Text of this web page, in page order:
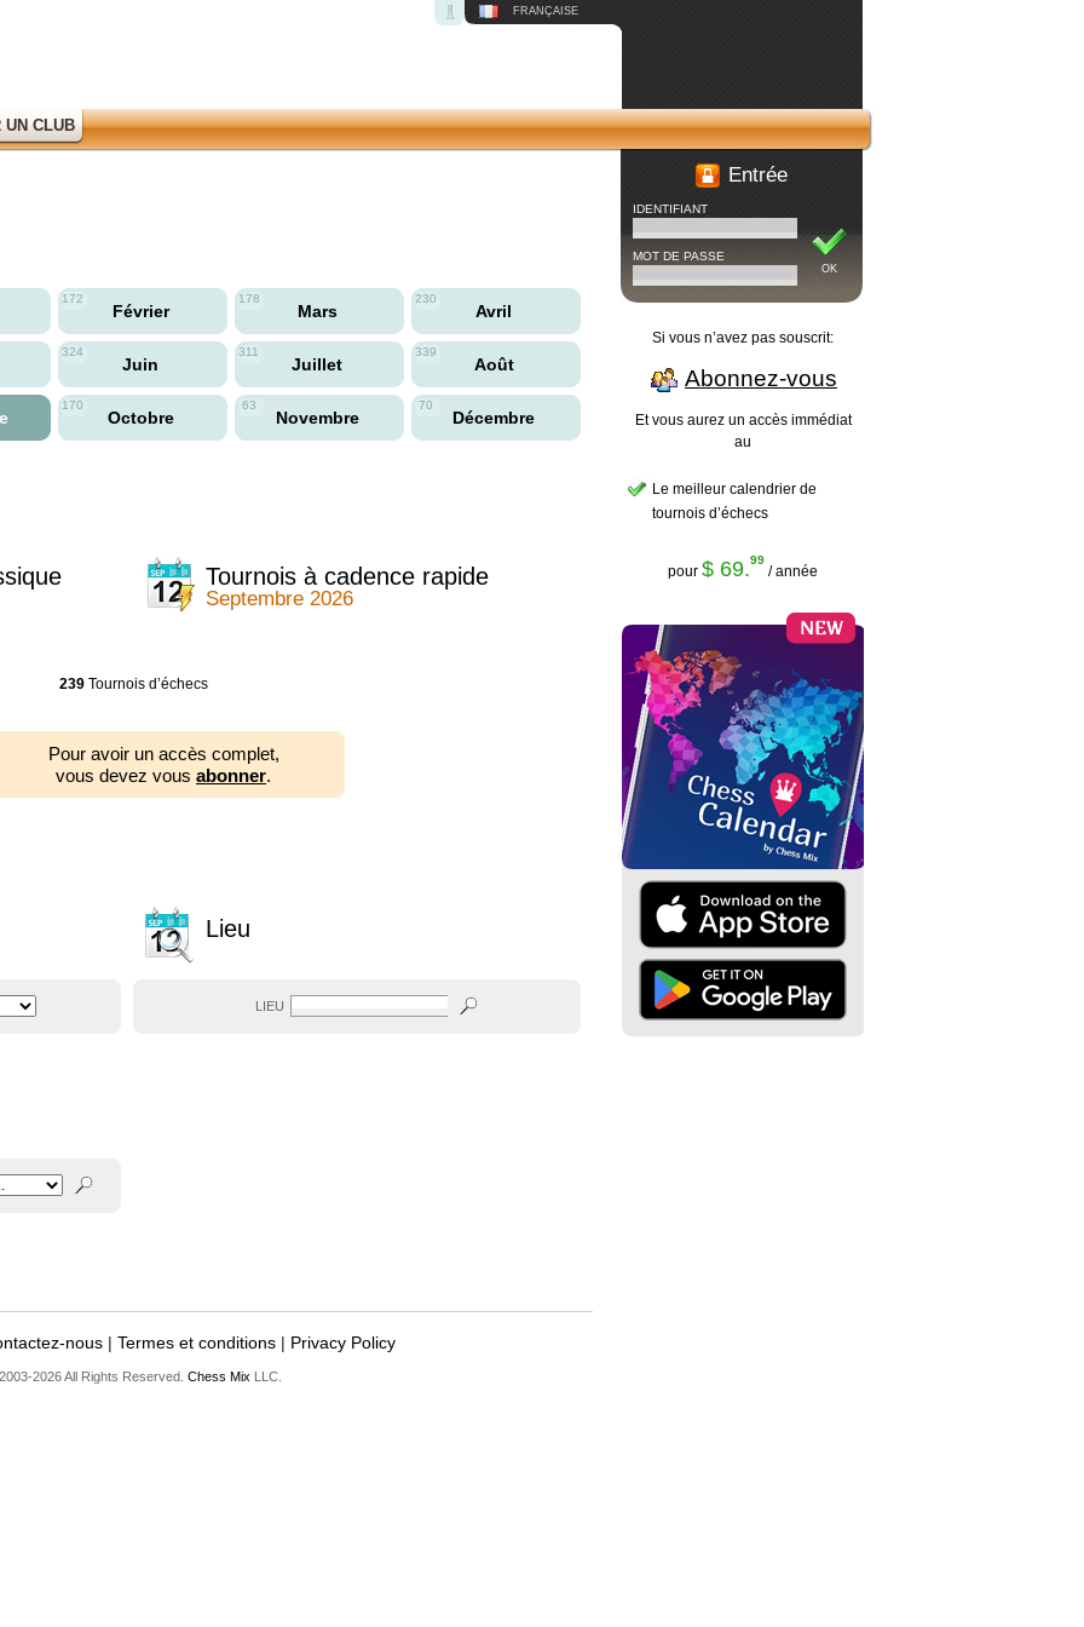
FRANÇAISE
UN CLUB
172
Février
178
Mars
230
Avril
324
Juin
311
Juillet
339
Août
170
Octobre
63
Novembre
70
Décembre
Tournois à cadence rapide
Septembre 2026
239Tournois d’échecs
Pour avoir un accès complet,
vous devez vous abonner.
Lieu
LIEU
nous| Termes et conditions| Privacy Policy
2026 All Rights Reserved. Chess Mix LLC.
Entrée
OK
IDENTIFIANT
MOT DE PASSE
Si vous n’avez pas souscrit:
Abonnez-vous
Et vous aurez un accès immédiat
au
Le meilleur calendrier de
tournois d’échecs
pour $ 69.99
/ année